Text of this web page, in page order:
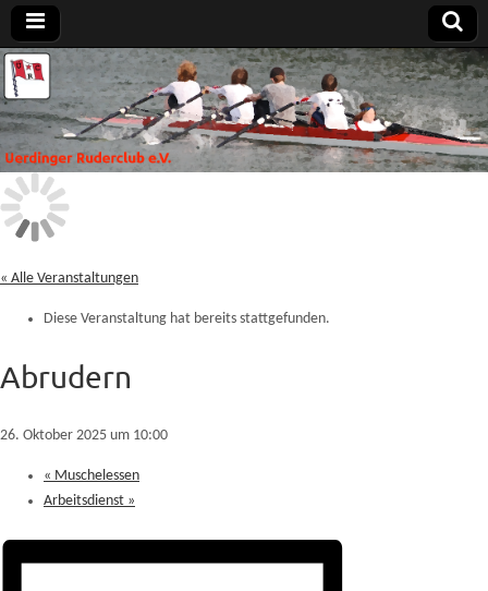
Uerdinger
Ruderclub
e.V.
Rudern in
Krefeld-
Uerdingen
« Alle Veranstaltungen
Diese Veranstaltung hat bereits stattgefunden.
Abrudern
26. Oktober 2025 um 10:00
« Muschelessen
Arbeitsdienst »